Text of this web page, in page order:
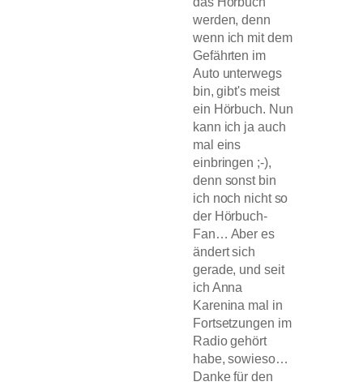
werden, denn
wenn ich mit dem
Gefährten im
Auto unterwegs
bin, gibt's meist
ein Hörbuch. Nun
kann ich ja auch
mal eins
einbringen ;-),
denn sonst bin
ich noch nicht so
der Hörbuch-
Fan… Aber es
ändert sich
gerade, und seit
ich Anna
Karenina mal in
Fortsetzungen im
Radio gehört
habe, sowieso…
Danke für den